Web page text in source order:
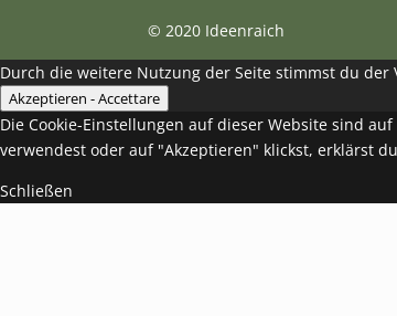
© 2020 Ideenraich
Durch die weitere Nutzung der Seite stimmst du der
Akzeptieren - Accettare
Die Cookie-Einstellungen auf dieser Website sind
verwendest oder auf "Akzeptieren" klickst, erklärst
Schließen